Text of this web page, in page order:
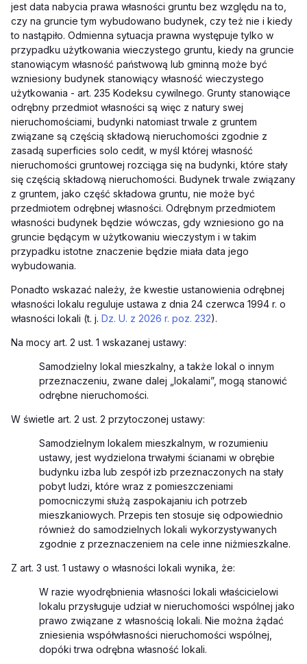
jest data nabycia prawa własności gruntu bez względu na to,
czy na gruncie tym wybudowano budynek, czy też nie i kiedy
to nastąpiło. Odmienna sytuacja prawna występuje tylko w
przypadku użytkowania wieczystego gruntu, kiedy na gruncie
stanowiącym własność państwową lub gminną może być
wzniesiony budynek stanowiący własność wieczystego
użytkowania - art. 235 Kodeksu cywilnego. Grunty stanowiące
odrębny przedmiot własności są więc z natury swej
nieruchomościami, budynki natomiast trwale z gruntem
związane są częścią składową nieruchomości zgodnie z
zasadą superficies solo cedit, w myśl której własność
nieruchomości gruntowej rozciąga się na budynki, które stały
się częścią składową nieruchomości. Budynek trwale związany
z gruntem, jako część składowa gruntu, nie może być
przedmiotem odrębnej własności. Odrębnym przedmiotem
własności budynek będzie wówczas, gdy wzniesiono go na
gruncie będącym w użytkowaniu wieczystym i w takim
przypadku istotne znaczenie będzie miała data jego
wybudowania.
Ponadto wskazać należy, że kwestie ustanowienia odrębnej
własności lokalu reguluje ustawa z dnia 24 czerwca 1994 r. o
własności lokali (t. j. Dz. U. z 2026 r. poz. 232).
Na mocy art. 2 ust. 1 wskazanej ustawy:
Samodzielny lokal mieszkalny, a także lokal o innym
przeznaczeniu, zwane dalej „lokalami”, mogą stanowić
odrębne nieruchomości.
W świetle art. 2 ust. 2 przytoczonej ustawy:
Samodzielnym lokalem mieszkalnym, w rozumieniu
ustawy, jest wydzielona trwałymi ścianami w obrębie
budynku izba lub zespół izb przeznaczonych na stały
pobyt ludzi, które wraz z pomieszczeniami
pomocniczymi służą zaspokajaniu ich potrzeb
mieszkaniowych. Przepis ten stosuje się odpowiednio
również do samodzielnych lokali wykorzystywanych
zgodnie z przeznaczeniem na cele inne niżmieszkalne.
Z art. 3 ust. 1 ustawy o własności lokali wynika, że:
W razie wyodrębnienia własności lokali właścicielowi
lokalu przysługuje udział w nieruchomości wspólnej jako
prawo związane z własnością lokali. Nie można żądać
zniesienia współwłasności nieruchomości wspólnej,
dopóki trwa odrębna własność lokali.